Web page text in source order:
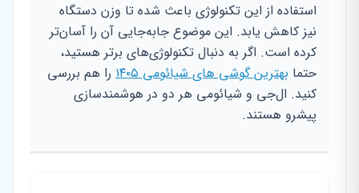
استفاده از این تکنولوژی باعث شده تا وزن دستگاه
نیز کاهش یابد. این موضوع جابه‌جایی آن را آسان‌تر
کرده است. اگر به دنبال تکنولوژی‌های برتر هستید،
حتما بهترین گوشی های شیائومی ۱۴۰۵
را هم بررسی
کنید. ال‌جی و شیائومی هر دو در هوشمندسازی
پیشرو هستند.